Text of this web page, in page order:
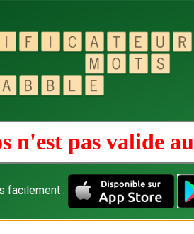
n'est pas valide au
facilement :